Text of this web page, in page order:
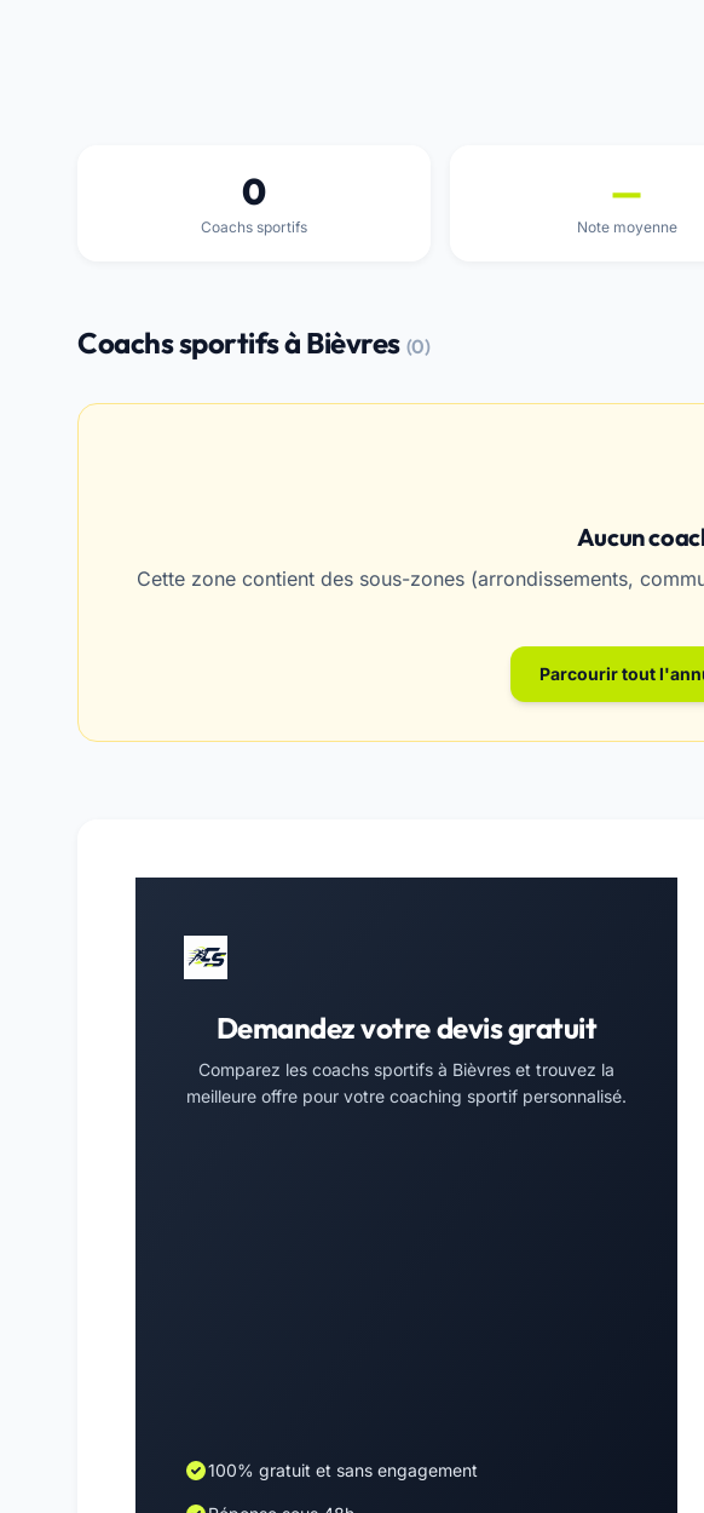
0
Coachs sportifs
—
Note moyenne
Coachs sportifs à Bièvres (0)
Aucun
Cette zone contient des sous-zones (arrondissements,
Parcourir tout
Demandez votre devis gratuit
Comparez les coachs sportifs à Bièvres et trouvez la
meilleure offre pour votre coaching sportif personnalisé.
100% gratuit et sans engagement